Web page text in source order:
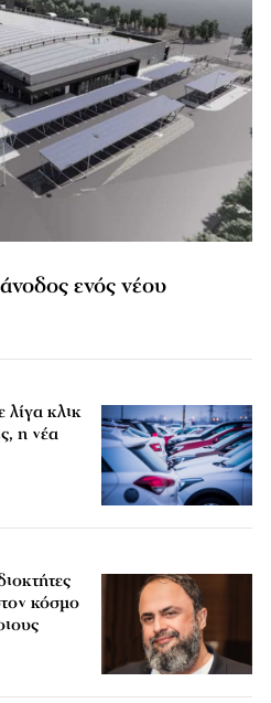
ενός νέου
λίγα κλικ
η νέα
κόσμο